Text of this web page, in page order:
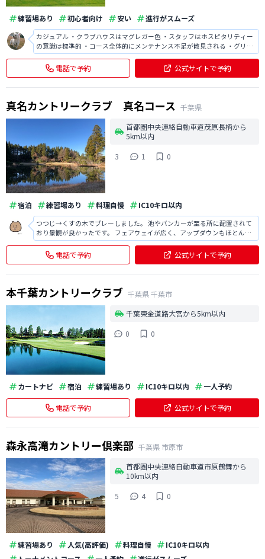
練習場あり 初心者向け 安い 進行がスムーズ
カジュアル ・クラブハウスはマグレガー色 ・スタッフはホスピタリティー
の意識は標準的 ・コース全体的にメンテナンス不足が散見される ・グリー
ンはアンジュレーションあり ・ブラインドホールもあるが信号機等で対応
・UpDownが結構あるので運動量はタフ ・食事は標準的な量と質 アクセス
は首都圏中央連絡
電話で予約 公式サイトで予約
真名カントリークラブ 真名コース 千葉県
首都圏中央連絡自動車道茂原長柄から
5km以内
3
1 0
宿泊 練習場あり 料理自慢 IC10キロ以内
つつじ→くすの木でプレーしました。 池やバンカーが至る所に配置されて
おり景観が良かったです。 フェアウェイが広く、アップダウンもほとんど
ないため回りやすいゴルフ場でした。 換気のしすぎ&暖房がかかっておら
ずでロッカーがとても寒かったです。 グリーンはアンジュレーションがあ
り難しかったです。(表示1
電話で予約 公式サイトで予約
本千葉カントリークラブ 千葉県千葉市
千葉東金道路大宮から5km以内
0
0
カートナビ 宿泊 練習場あり IC10キロ以内 一人予約
電話で予約 公式サイトで予約
森永高滝カントリー倶楽部 千葉県 市原市
首都圏中央連絡自動車道市原鶴舞から
10km以内
5
4 0
練習場あり 人気(高評価) 料理自慢
IC10キロ以内